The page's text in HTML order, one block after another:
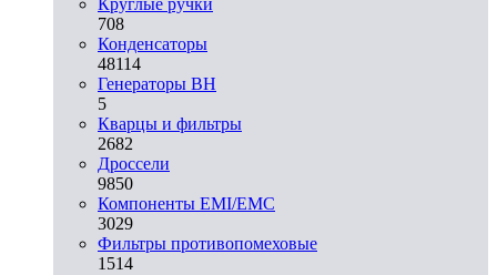
Круглые ручки
708
Конденсаторы
48114
Генераторы ВН
5
Кварцы и фильтры
2682
Дроссели
9850
Компоненты EMI/EMC
3029
Фильтры противопомеховые
1514